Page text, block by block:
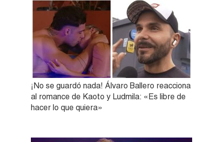
¡No se guardó nada! Álvaro Ballero reacciona
al romance de Kaoto y Ludmila: «Es libre de
hacer lo que quiera»